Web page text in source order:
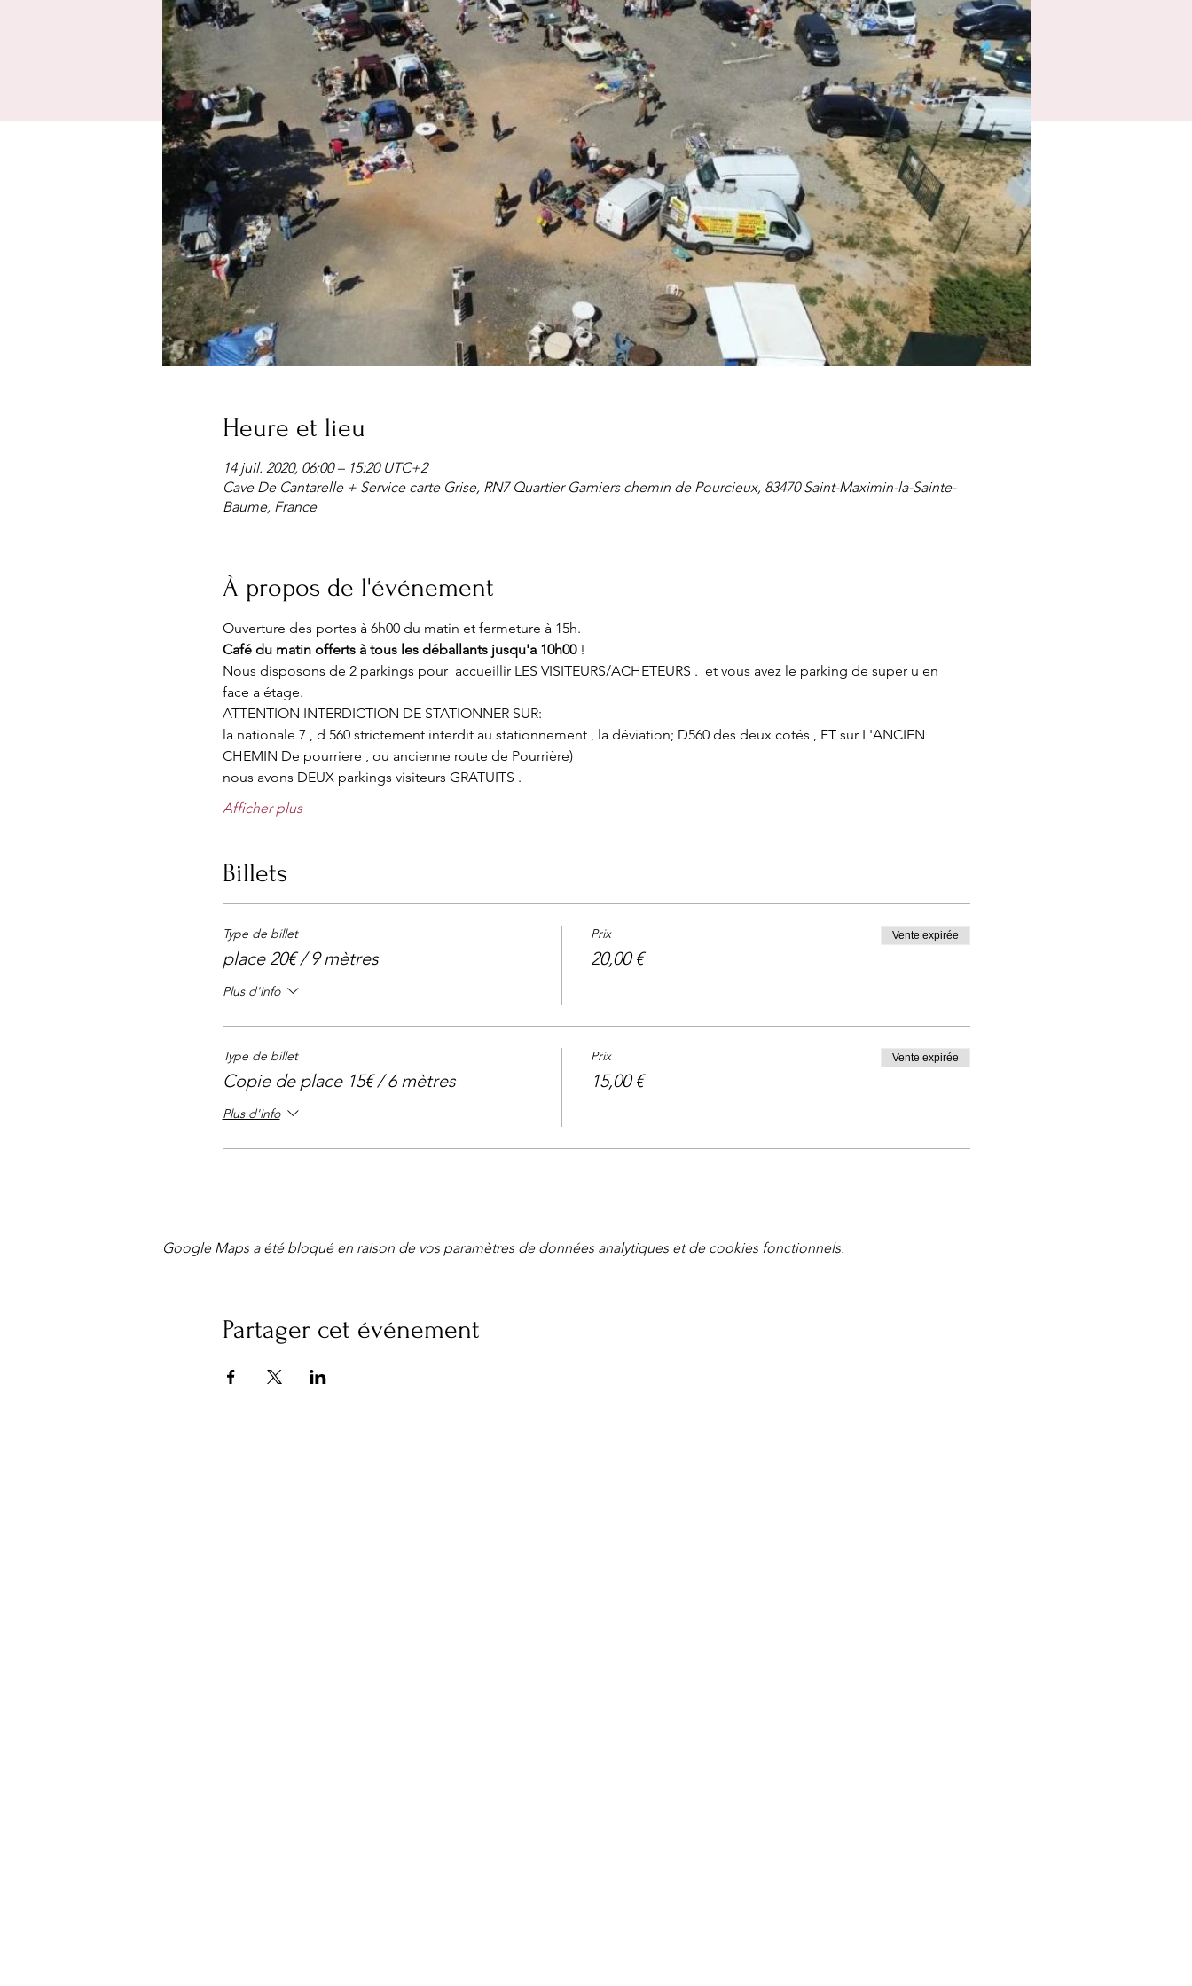
Heure et lieu
14 juil. 2020, 06:00 – 15:20 UTC+2
Cave De Cantarelle + Service carte Grise, RN7 Quartier Garniers chemin de Pourcieux, 83470 Saint-Maximin-la-Sainte-
Baume, France
À propos de l'événement
Ouverture des portes à 6h00 du matin et fermeture à 15h.
Café du matin offerts à tous les déballants jusqu'a 10h00 !
Nous disposons de 2 parkings pour  accueillir LES VISITEURS/ACHETEURS .  et vous avez le parking de super u en
face a étage.
ATTENTION INTERDICTION DE STATIONNER SUR:
la nationale 7 , d 560 strictement interdit au stationnement , la déviation; D560 des deux cotés , ET sur L'ANCIEN
CHEMIN De pourriere , ou ancienne route de Pourrière)
nous avons DEUX parkings visiteurs GRATUITS .
Afficher plus
Billets
Type de billet
place 20€ / 9 mètres
Plus d'info
Prix
20,00 €
Vente expirée
Type de billet
Copie de place 15€ / 6 mètres
Plus d'info
Prix
15,00 €
Vente expirée
Google Maps a été bloqué en raison de vos paramètres de données analytiques et de cookies fonctionnels.
Partager cet événement